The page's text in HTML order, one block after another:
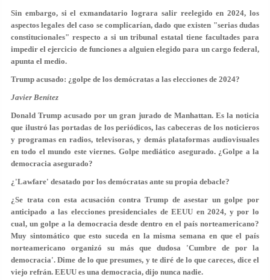
Sin embargo, si el exmandatario lograra salir reelegido en 2024, los
aspectos legales del caso se complicarían, dado que existen "serias dudas
constitucionales" respecto a si un tribunal estatal tiene facultades para
impedir el ejercicio de funciones a alguien elegido para un cargo federal,
apunta el medio.
Trump acusado: ¿golpe de los demócratas a las elecciones de 2024?
Javier Benítez
Donald Trump acusado por un gran jurado de Manhattan. Es la noticia
que ilustró las portadas de los periódicos, las cabeceras de los noticieros
y programas en radios, televisoras, y demás plataformas audiovisuales
en todo el mundo este viernes. Golpe mediático asegurado. ¿Golpe a la
democracia asegurado?
¿'Lawfare' desatado por los demócratas ante su propia debacle?
¿Se trata con esta acusación contra Trump de asestar un golpe por
anticipado a las elecciones presidenciales de EEUU en 2024, y por lo
cual, un golpe a la democracia desde dentro en el país norteamericano?
Muy sintomático que esto suceda en la misma semana en que el país
norteamericano organizó su más que dudosa 'Cumbre de por la
democracia'. Dime de lo que presumes, y te diré de lo que careces, dice el
viejo refrán. EEUU es una democracia, dijo nunca nadie.